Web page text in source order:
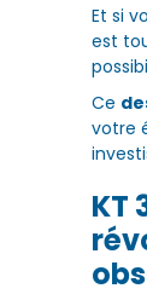
Et si
est
Ce
votre
KT